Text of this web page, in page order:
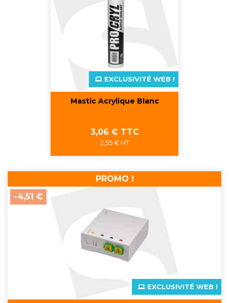
Mastic Acrylique Blanc
Prix
3,06 € TTC
2,55 € HT
EXCLUSIVITÉ WEB !
EXCLUSIVITÉ WEB !
PROMO !
-4,51 €